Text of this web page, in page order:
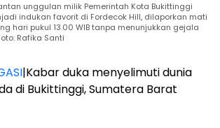
unggulan milik Pemerintah Kota Bukittinggi
indukan favorit di Fordecok Hill, dilaporkan mati
hari pukul 13.00 WIB tanpa menunjukkan gejala
Rafika Santi
|Kabar duka menyelimuti dunia
di Bukittinggi, Sumatera Barat